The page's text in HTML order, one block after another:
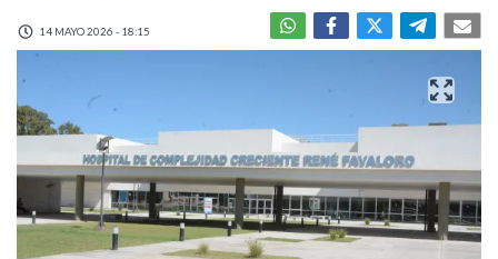
14 MAYO 2026 - 18:15